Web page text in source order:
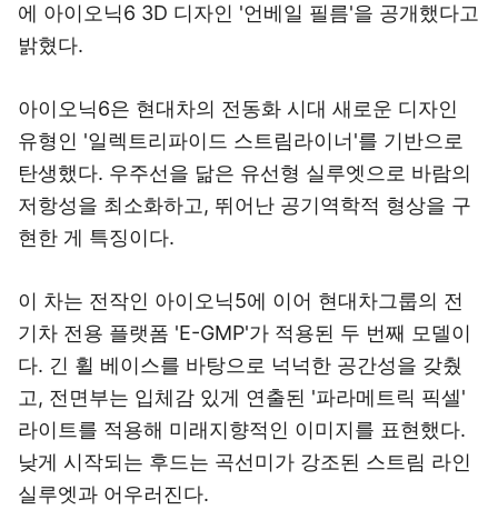
에 아이오닉6 3D 디자인 '언베일 필름'을 공개했다고
밝혔다.
아이오닉6은 현대차의 전동화 시대 새로운 디자인
유형인 '일렉트리파이드 스트림라이너'를 기반으로
탄생했다. 우주선을 닮은 유선형 실루엣으로 바람의
저항성을 최소화하고, 뛰어난 공기역학적 형상을 구
현한 게 특징이다.
이 차는 전작인 아이오닉5에 이어 현대차그룹의 전
기차 전용 플랫폼 'E-GMP'가 적용된 두 번째 모델이
다. 긴 휠 베이스를 바탕으로 넉넉한 공간성을 갖췄
고, 전면부는 입체감 있게 연출된 '파라메트릭 픽셀'
라이트를 적용해 미래지향적인 이미지를 표현했다.
낮게 시작되는 후드는 곡선미가 강조된 스트림 라인
실루엣과 어우러진다.